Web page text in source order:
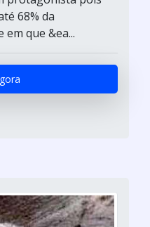
68% da
que &ea...